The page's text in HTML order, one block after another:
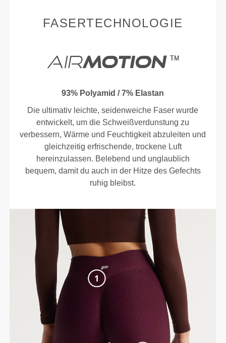
FASERTECHNOLOGIE
93% Polyamid / 7% Elastan
Die ultimativ leichte, seidenweiche Faser wurde
entwickelt, um die Schweißverdunstung zu
verbessern, Wärme und Feuchtigkeit abzuleiten und
gleichzeitig erfrischende, trockene Luft
hereinzulassen. Belebend und unglaublich
bequem, damit du auch in der Hitze des Gefechts
ruhig bleibst.